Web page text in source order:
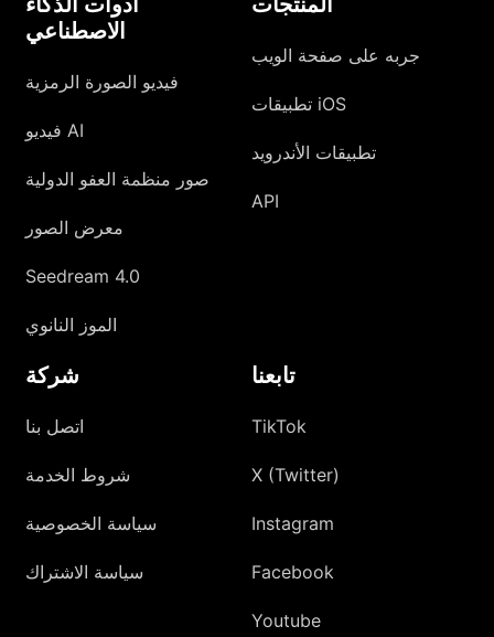
الاصطناعي
فيديو الصورة الرمزية
فيديو AI
صور منظمة العفو الدولية
معرض الصور
Seedream 4.0
الموز النانوي
جربه على صفحة الويب
تطبيقات iOS
تطبيقات الأندرويد
API
شركة
اتصل بنا
شروط الخدمة
سياسة الخصوصية
سياسة الاشتراك
تابعنا
TikTok
X (Twitter)
Instagram
Facebook
Youtube